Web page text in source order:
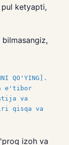
ketyapti,
QO'YING].
e'tibor
va
qisqa va
izoh va